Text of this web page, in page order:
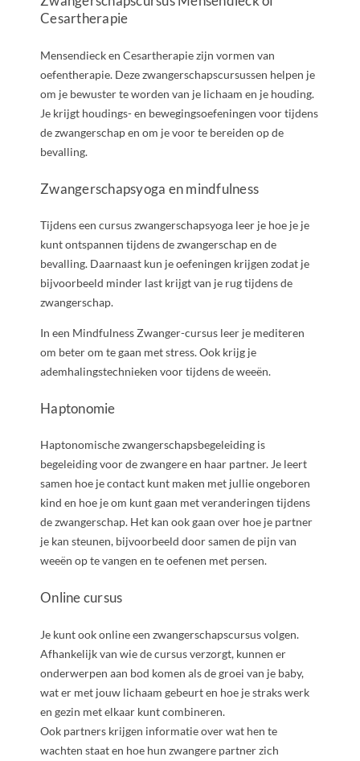
Cesartherapie
Mensendieck en Cesartherapie zijn vormen van
oefentherapie. Deze zwangerschapscursussen helpen je
om je bewuster te worden van je lichaam en je houding.
Je krijgt houdings- en bewegingsoefeningen voor tijdens
de zwangerschap en om je voor te bereiden op de
bevalling.
Zwangerschapsyoga en mindfulness
Tijdens een cursus zwangerschapsyoga leer je hoe je je
kunt ontspannen tijdens de zwangerschap en de
bevalling. Daarnaast kun je oefeningen krijgen zodat je
bijvoorbeeld minder last krijgt van je rug tijdens de
zwangerschap.
In een Mindfulness Zwanger-cursus leer je mediteren
om beter om te gaan met stress. Ook krijg je
ademhalingstechnieken voor tijdens de weeën.
Haptonomie
Haptonomische zwangerschapsbegeleiding is
begeleiding voor de zwangere en haar partner. Je leert
samen hoe je contact kunt maken met jullie ongeboren
kind en hoe je om kunt gaan met veranderingen tijdens
de zwangerschap. Het kan ook gaan over hoe je partner
je kan steunen, bijvoorbeeld door samen de pijn van
weeën op te vangen en te oefenen met persen.
Online cursus
Je kunt ook online een zwangerschapscursus volgen.
Afhankelijk van wie de cursus verzorgt, kunnen er
onderwerpen aan bod komen als de groei van je baby,
wat er met jouw lichaam gebeurt en hoe je straks werk
en gezin met elkaar kunt combineren.
Ook partners krijgen informatie over wat hen te
wachten staat en hoe hun zwangere partner zich